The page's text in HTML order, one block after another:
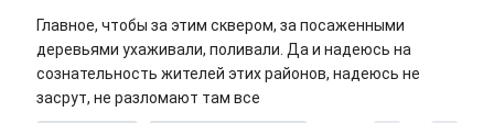
Главное, чтобы за этим сквером, за посаженными
деревьями ухаживали, поливали. Да и надеюсь на
сознательность жителей этих районов, надеюсь не
засрут, не разломают там все